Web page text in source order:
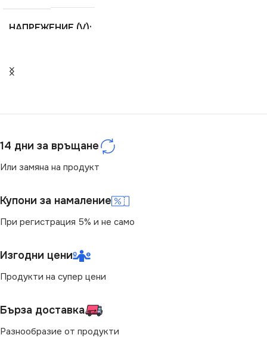
НАПРЕЖЕНИЕ (V)
(K)
5000
СВЕТЛИНЕН ПОТОК
МОЩНОСТ (W) 2
СТЕПЕН НА ЗАЩИТА
14 дни за връщане
Или замяна на продукт
Купони за намаление
При регистрация 5% и не само
Изгодни цени
Продукти на супер цени
Бърза доставка
Разнообразие от продукти